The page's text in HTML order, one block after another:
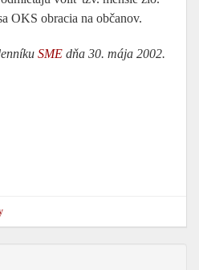
OKS obracia na občanov.
SME dňa 30. mája 2002.